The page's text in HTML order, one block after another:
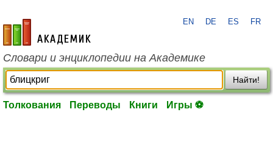
academic.ru
EN DE ES FR
Словари и энциклопедии на Академике
Найти!
Толкования Переводы Книги Игры ⚽